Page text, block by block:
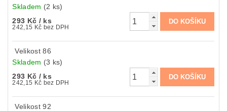
Skladem (2 ks)
293 Kč / ks
242,15 Kč bez DPH
Velikost 86
Skladem (3 ks)
293 Kč / ks
242,15 Kč bez DPH
Velikost 92